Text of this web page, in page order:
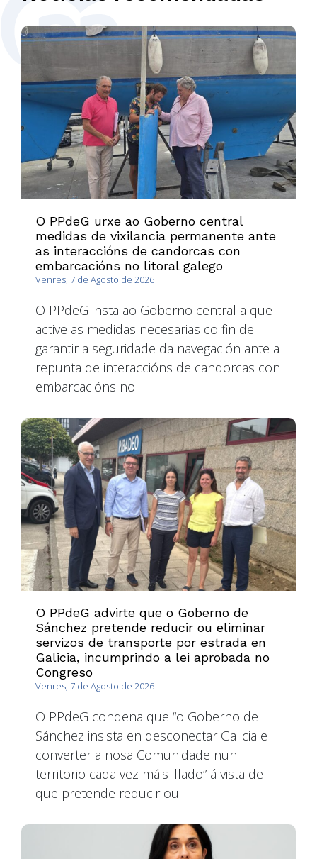
O PPdeG urxe ao Goberno central
medidas de vixilancia permanente ante
as interaccións de candorcas con
embarcacións no litoral galego
Venres, 7 de Agosto de 2026
O PPdeG insta ao Goberno central a que
active as medidas necesarias co fin de
garantir a seguridade da navegación ante a
repunta de interaccións de candorcas con
embarcacións no
O PPdeG advirte que o Goberno de
Sánchez pretende reducir ou eliminar
servizos de transporte por estrada en
Galicia, incumprindo a lei aprobada no
Congreso
Venres, 7 de Agosto de 2026
O PPdeG condena que “o Goberno de
Sánchez insista en desconectar Galicia e
converter a nosa Comunidade nun
territorio cada vez máis illado” á vista de
que pretende reducir ou